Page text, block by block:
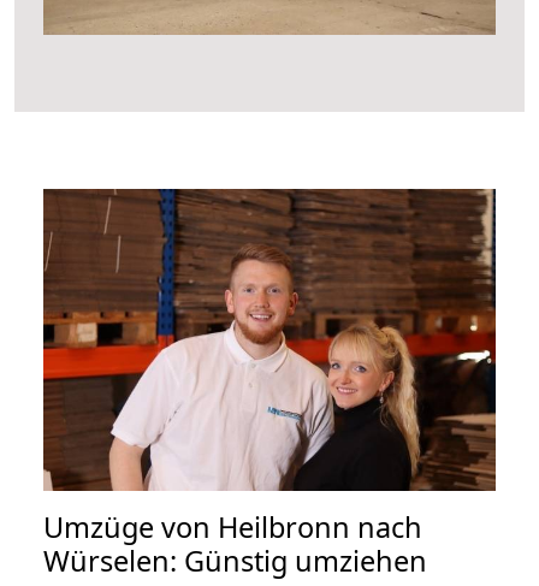
Umzüge von Heilbronn nach
Würselen: Günstig umziehen